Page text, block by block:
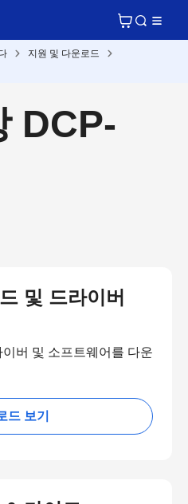
지원 및 다운로드
DCP-
및 드라이버
버 및 소프트웨어를 다운
드 보기